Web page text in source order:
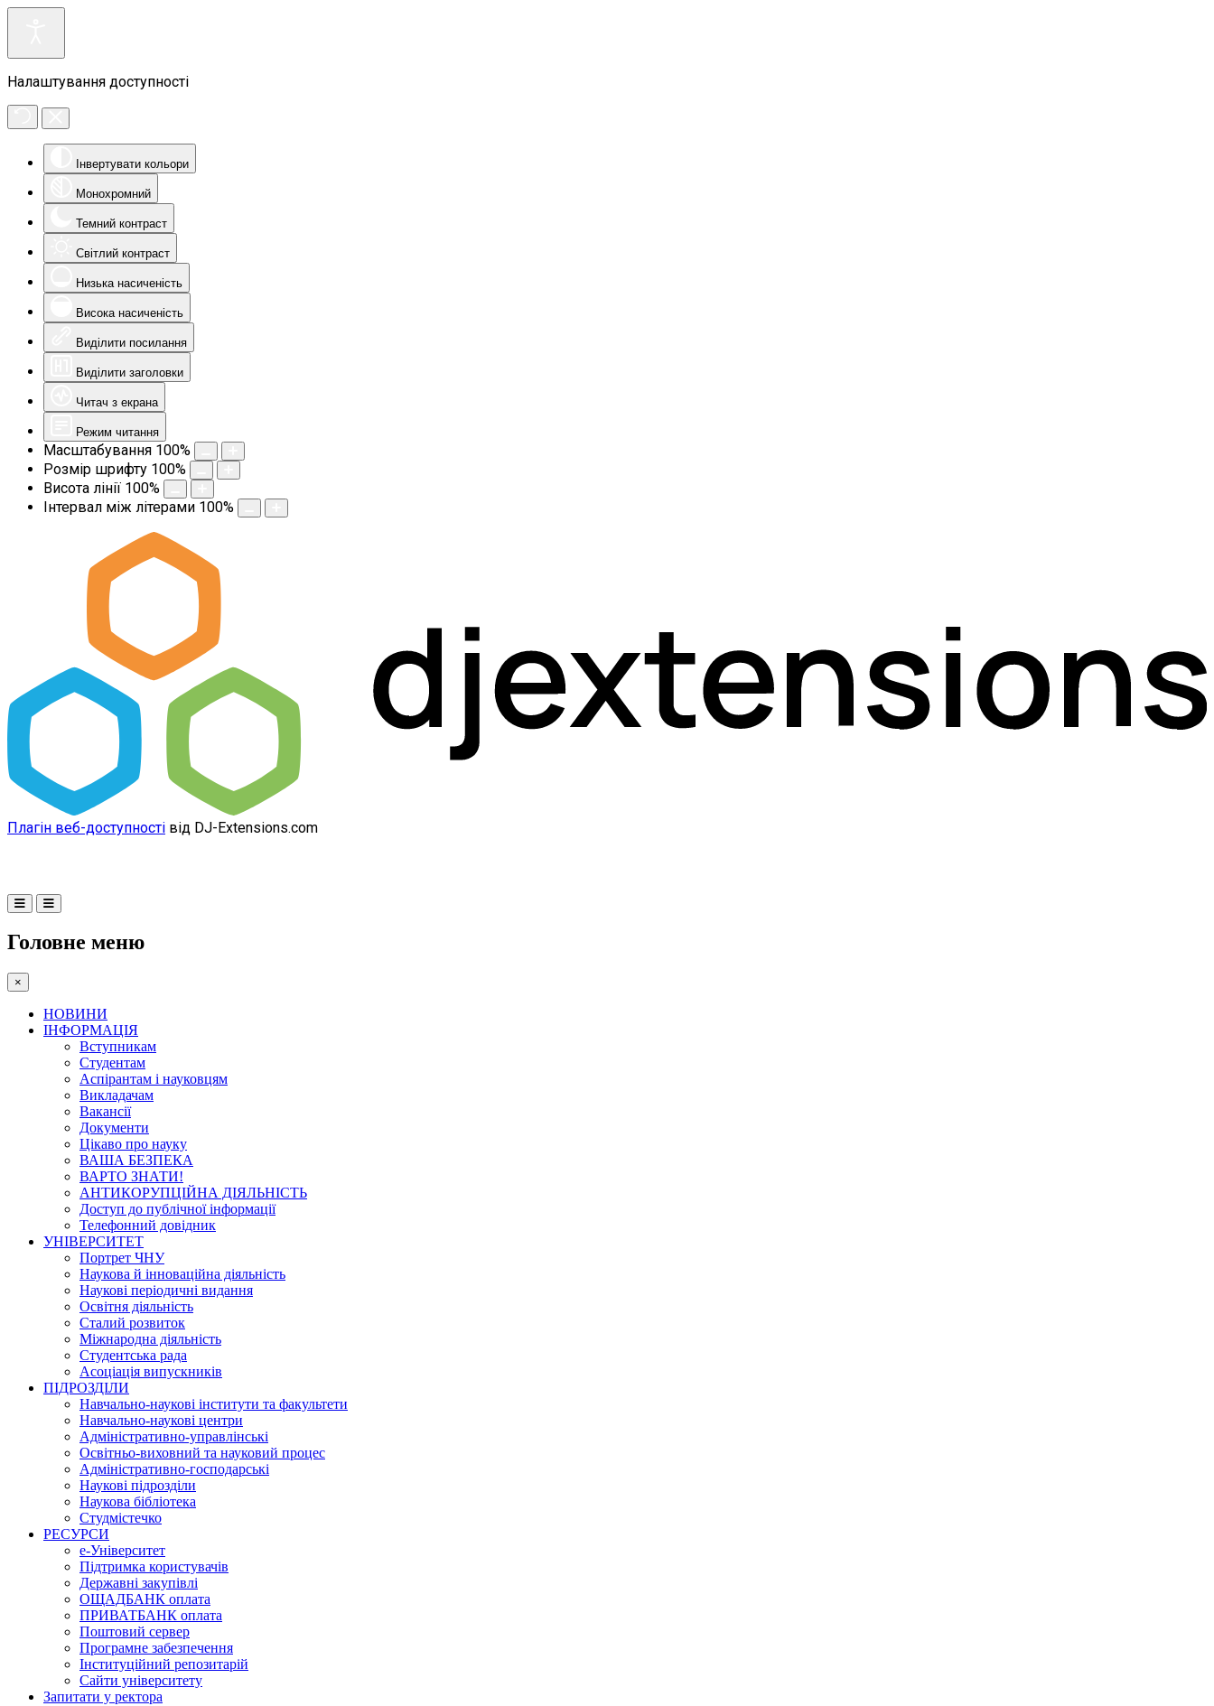
Налаштування доступності
Інвертувати кольори
Монохромний
Темний контраст
Світлий контраст
Низька насиченість
Висока насиченість
Виділити посилання
Виділити заголовки
Читач з екрана
Режим читання
Масштабування 100%
Розмір шрифту 100%
Висота лінії 100%
Інтервал між літерами 100%
Плагін веб-доступності від DJ-Extensions.com
Головне меню
×
НОВИНИ
ІНФОРМАЦІЯ
Вступникам
Студентам
Аспірантам і науковцям
Викладачам
Вакансії
Документи
Цікаво про науку
ВАША БЕЗПЕКА
ВАРТО ЗНАТИ!
АНТИКОРУПЦІЙНА ДІЯЛЬНІСТЬ
Доступ до публічної інформації
Телефонний довідник
УНІВЕРСИТЕТ
Портрет ЧНУ
Наукова й інноваційна діяльність
Наукові періодичні видання
Освітня діяльність
Сталий розвиток
Міжнародна діяльність
Студентська рада
Асоціація випускників
ПІДРОЗДІЛИ
Навчально-наукові інститути та факультети
Навчально-наукові центри
Адміністративно-управлінські
Освітньо-виховний та науковий процес
Адміністративно-господарські
Наукові підрозділи
Наукова бібліотека
Студмістечко
РЕСУРСИ
е-Університет
Підтримка користувачів
Державні закупівлі
ОЩАДБАНК оплата
ПРИВАТБАНК оплата
Поштовий сервер
Програмне забезпечення
Інституційний репозитарій
Сайти університету
Запитати у ректора